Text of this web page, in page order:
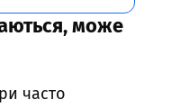
може
часто